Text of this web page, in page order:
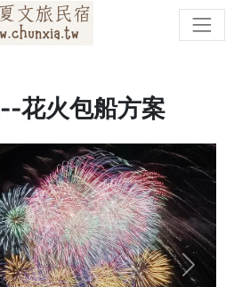
花火包船方案
Next